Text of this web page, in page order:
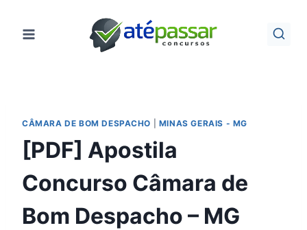
para
CÂMARA DE BOM DESPACHO MINAS GERAIS - MG
[PDF] Apostila
Concurso Câmara de
Bom Despacho – MG